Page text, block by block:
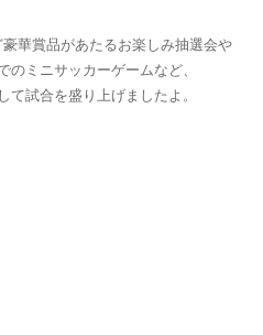
華賞品があたるお楽しみ抽選会や
のミニサッカーゲームなど、
て試合を盛り上げましたよ。